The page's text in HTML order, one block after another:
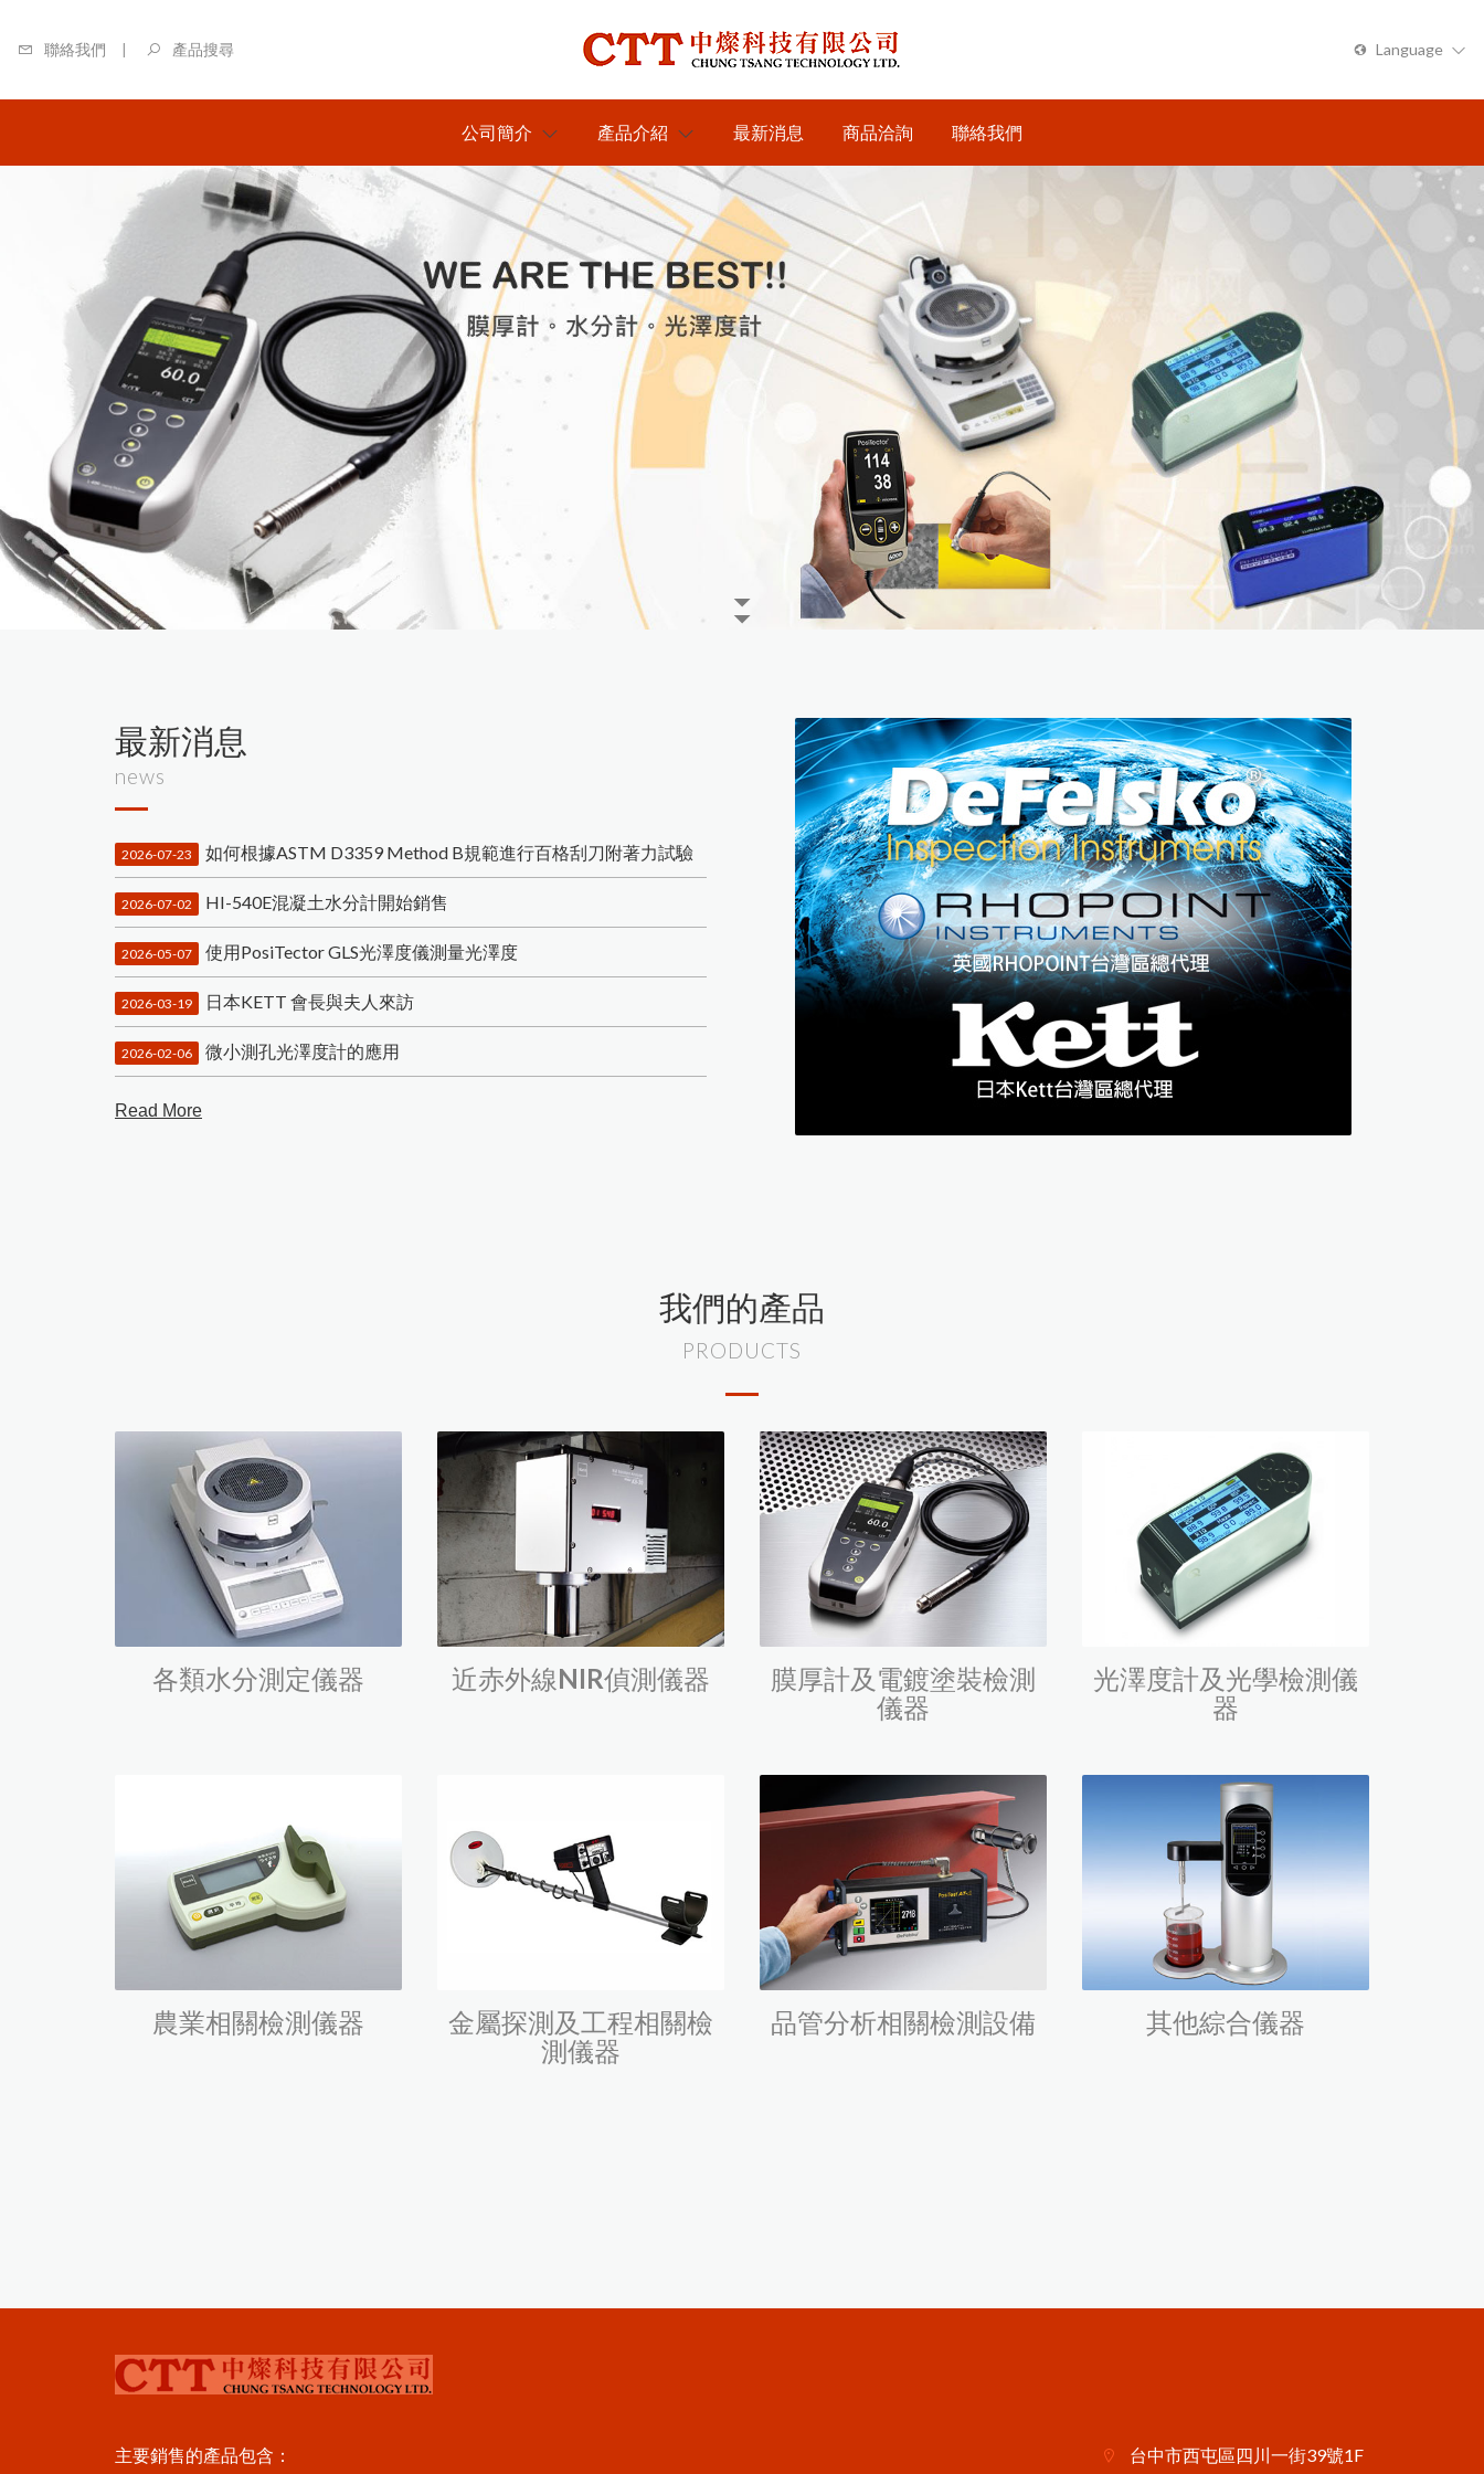
聯絡我們 產品搜尋
Language
公司簡介
關於我們
日本KETT膜厚計台灣區總代理
商-----中燦科技
日本KETT水分計台灣區總代理
商----中燦科技
英國RHOPOINT光澤度計台灣
區總代理----中燦科技
美國DeFelsko台灣區PRIME主要
產品介紹
各類水分測定儀器
紅外線水分計
木材水分計
紙水分計
茶葉水分計
穀類水分計
混凝土水分計
其它水分計
近赤外線NIR偵測儀器
近赤外線NIR水分測定儀
近赤外線NIR成分分析儀
膜厚計及電鍍塗裝檢測儀器
日本KETT 手持式膜厚計
美國PosiTector塗裝膜厚計
電解式及其他膜厚計
附著力及百格測試儀
塗膜鉛筆硬度計
光澤度計及光學檢測儀器
英國RHOPOINT 光澤度計
色差分析儀器
粉體白度計
農業相關檢測儀器
農產專用水分計
小型精米器Pearlest
精米白度計C-600
適期收割判定器OT-300
金屬探測及工程相關檢測儀器
混凝土及水泥相關測試儀器
道路及瀝青相關檢測儀器
金屬探測器
品管分析相關檢測設備
鹽水噴霧試驗機
韋伯硬度計 & 巴可硬度計
其他綜合儀器
水份計
糖度計
黏度計
精密烘箱
精密天平
恆溫水槽
攪拌混合
最新消息 商品洽詢 聯絡我們
最新消息
news
2026-07-23 如何根據ASTM D3359 Method B規範進行百格刮刀附著力試驗
2026-07-02 HI-540E混凝土水分計開始銷售
2026-05-07 使用PosiTector GLS光澤度儀測量光澤度
2026-03-19 日本KETT 會長與夫人來訪
2026-02-06 微小測孔光澤度計的應用
Read More
我們的產品
PRODUCTS
各類水分測定儀器 近赤外線NIR偵測儀器
膜厚計及電鍍塗裝檢測
儀器
光澤度計及光學檢測儀
器
農業相關檢測儀器
金屬探測及工程相關檢
測儀器
品管分析相關檢測設備 其他綜合儀器
主要銷售的產品包含： 台中市西屯區四川一街39號1F